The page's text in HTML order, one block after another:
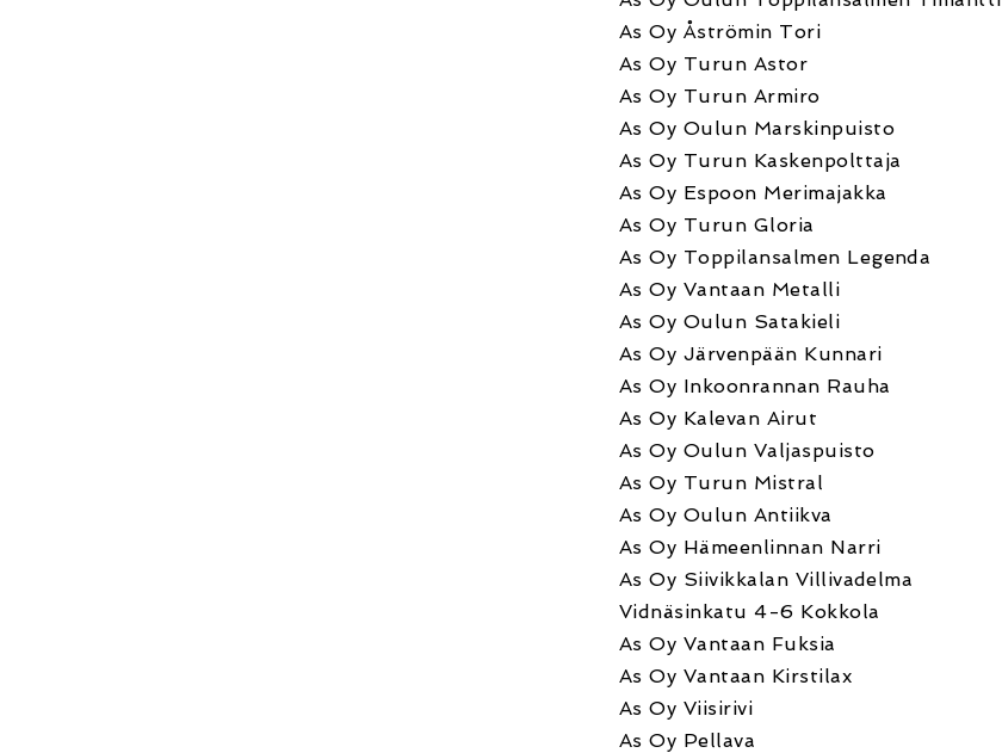
As Oy Åströmin Tori
As Oy Turun Astor
As Oy Turun Armiro
As Oy Oulun Marskinpuisto
As Oy Turun Kaskenpolttaja
As Oy Espoon Merimajakka
As Oy Turun Gloria
As Oy Toppilansalmen Legenda
As Oy Vantaan Metalli
As Oy Oulun Satakieli
As Oy Järvenpään Kunnari
As Oy Inkoonrannan Rauha
As Oy Kalevan Airut
As Oy Oulun Valjaspuisto
As Oy Turun Mistral
As Oy Oulun Antiikva
As Oy Hämeenlinnan Narri
As Oy Siivikkalan Villivadelma
Vidnäsinkatu 4-6 Kokkola
As Oy Vantaan Fuksia
As Oy Vantaan Kirstilax
As Oy Viisirivi
As Oy Pellava